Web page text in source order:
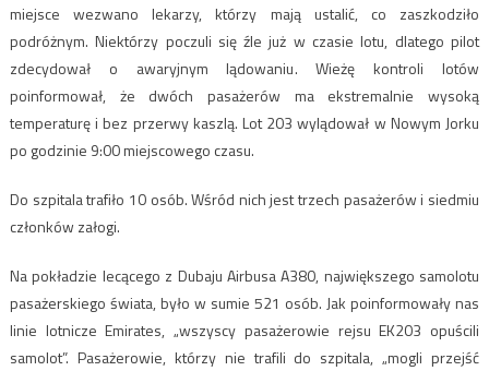
miejsce wezwano lekarzy, którzy mają ustalić, co zaszkodziło
podróżnym. Niektórzy poczuli się źle już w czasie lotu, dlatego pilot
zdecydował o awaryjnym lądowaniu. Wieżę kontroli lotów
poinformował, że dwóch pasażerów ma ekstremalnie wysoką
temperaturę i bez przerwy kaszlą. Lot 203 wylądował w Nowym Jorku
po godzinie 9:00 miejscowego czasu.
Do szpitala trafiło 10 osób. Wśród nich jest trzech pasażerów i siedmiu
członków załogi.
Na pokładzie lecącego z Dubaju Airbusa A380, największego samolotu
pasażerskiego świata, było w sumie 521 osób. Jak poinformowały nas
linie lotnicze Emirates, „wszyscy pasażerowie rejsu EK203 opuścili
samolot”. Pasażerowie, którzy nie trafili do szpitala, „mogli przejść